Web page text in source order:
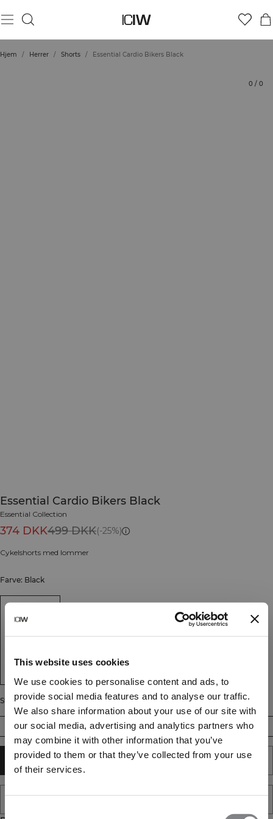
This website uses cookies
We use cookies to personalise content and ads, to
provide social media features and to analyse our traffic.
We also share information about your use of our site with
our social media, advertising and analytics partners who
may combine it with other information that you’ve
provided to them or that they’ve collected from your use
of their services.
Hjem / Herrer / Shorts / Essential Cardio Bikers Black
0 / 0
Essential Cardio Bikers Black
Essential Collection
374 DKK499 DKK(-25%)
Cykelshorts med lommer
Farve: Black
Størrelse
S M L XL XXL
TILFØJ TIL KURV
TILFØJ TIL ØNSKESKYEN